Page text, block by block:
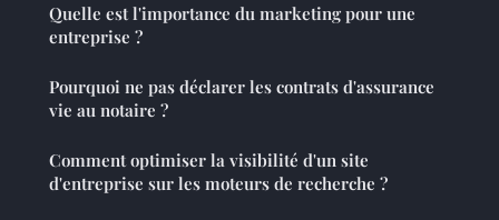
Quelle est l'importance du marketing pour une
entreprise ?
Pourquoi ne pas déclarer les contrats d'assurance
vie au notaire ?
Comment optimiser la visibilité d'un site
d'entreprise sur les moteurs de recherche ?